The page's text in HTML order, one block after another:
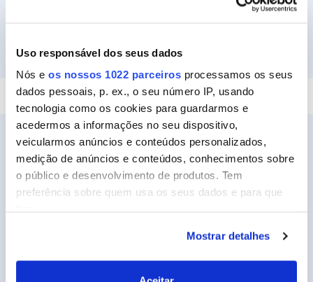
Uso responsável dos seus dados
Nós e os nossos 1022 parceiros processamos os seus
dados pessoais, p. ex., o seu número IP, usando
tecnologia como os cookies para guardarmos e
acedermos a informações no seu dispositivo,
veicularmos anúncios e conteúdos personalizados,
medição de anúncios e conteúdos, conhecimentos sobre
o público e desenvolvimento de produtos. Tem
preferência sobre quem usa os seus dados e para que
Se permitir, gostaríamos também de:
Recolher informações sobre a sua localização
geográfica as quais podem ter uma precisão de
Mostrar detalhes
SELAR
Ceys
Sobre a Ceys